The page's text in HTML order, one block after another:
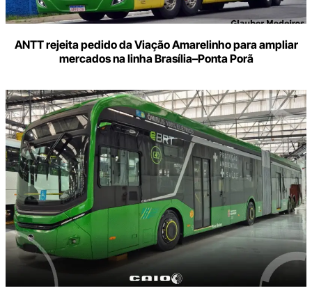
ANTT rejeita pedido da Viação Amarelinho para ampliar
mercados na linha Brasília–Ponta Porã